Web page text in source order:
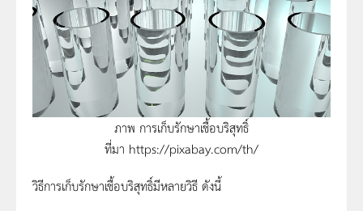
ภาพ การเก็บรักษาเชื้อบริสุทธิ์
ที่มา https://pixabay.com/th/
วิธีการเก็บรักษาเชื้อบริสุทธิ์มีหลายวิธี ดังนี้